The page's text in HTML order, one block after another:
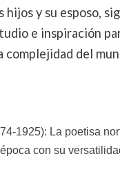
hijos y su esposo,
e inspiración
complejidad del
1925): La poetisa
con su